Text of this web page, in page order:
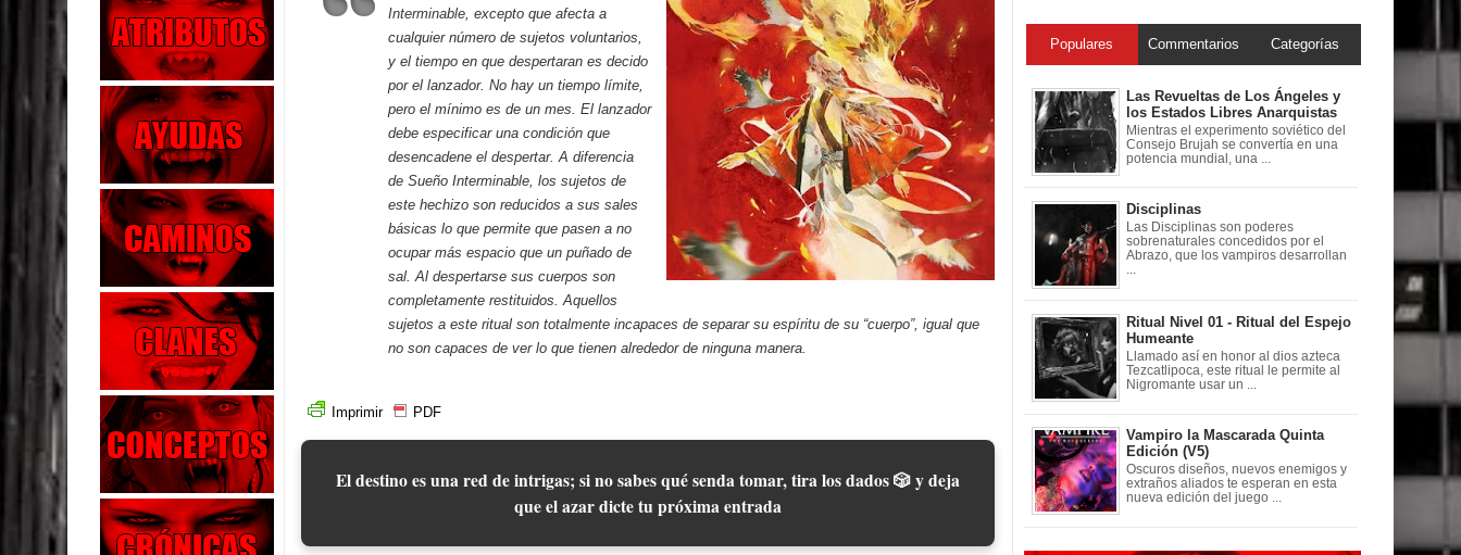
Parte 02: Vuelve el Hijo Prodigo
Parte 03: Reflexiones
Interminable, excepto que afecta a
cualquier número de sujetos voluntarios,
y el tiempo en que despertaran es decido
por el lanzador. No hay un tiempo límite,
pero el mínimo es de un mes. El lanzador
debe especificar una condición que
desencadene el despertar. A diferencia
de Sueño Interminable, los sujetos de
este hechizo son reducidos a sus sales
básicas lo que permite que pasen a no
ocupar más espacio que un puñado de
sal. Al despertarse sus cuerpos son
completamente restituidos. Aquellos
sujetos a este ritual son totalmente incapaces de separar su espíritu de su “cuerpo”, igual que
no son capaces de ver lo que tienen alrededor de ninguna manera.
Imprimir PDF
El destino es una red de intrigas; si no sabes qué senda tomar, tira los dados 🎲 y deja
que el azar dicte tu próxima entrada
Populares Commentarios Categorías
Las Revueltas de Los Ángeles y
los Estados Libres Anarquistas
Mientras el experimento soviético del
Consejo Brujah se convertía en una
potencia mundial, una ...
Disciplinas
Las Disciplinas son poderes
sobrenaturales concedidos por el
Abrazo, que los vampiros desarrollan
Ritual Nivel 01 - Ritual del Espejo
Humeante
Llamado así en honor al dios azteca
Tezcatlipoca, este ritual le permite al
Nigromante usar un ...
Vampiro la Mascarada Quinta
Edición (V5)
Oscuros diseños, nuevos enemigos y
extraños aliados te esperan en esta
nueva edición del juego ...